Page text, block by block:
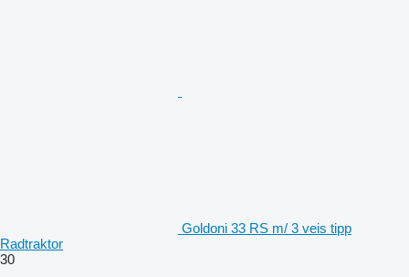
Goldoni 33 RS m/ 3 veis tipp
Radtraktor
30